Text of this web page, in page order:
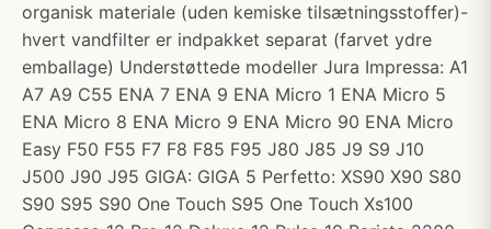
organisk materiale (uden kemiske tilsætningsstoffer)-
hvert vandfilter er indpakket separat (farvet ydre
emballage) Understøttede modeller Jura Impressa: A1
A7 A9 C55 ENA 7 ENA 9 ENA Micro 1 ENA Micro 5
ENA Micro 8 ENA Micro 9 ENA Micro 90 ENA Micro
Easy F50 F55 F7 F8 F85 F95 J80 J85 J9 S9 J10
J500 J90 J95 GIGA: GIGA 5 Perfetto: XS90 X90 S80
S90 S95 S90 One Touch S95 One Touch Xs100